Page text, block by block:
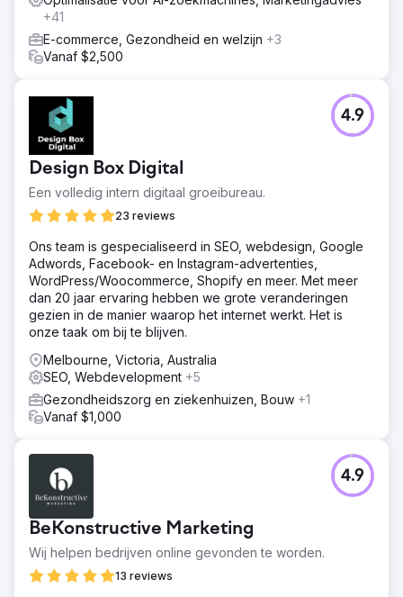
+41
E-commerce, Gezondheid en welzijn +3
Vanaf $2,500
Design Box Digital
Een volledig intern digitaal groeibureau.
23 reviews
4.9
Ons team is gespecialiseerd in SEO, webdesign, Google
Adwords, Facebook- en Instagram-advertenties,
WordPress/Woocommerce, Shopify en meer. Met meer
dan 20 jaar ervaring hebben we grote veranderingen
gezien in de manier waarop het internet werkt. Het is
onze taak om bij te blijven.
Melbourne, Victoria, Australia
SEO, Webdevelopment +5
Gezondheidszorg en ziekenhuizen, Bouw +1
Vanaf $1,000
BeKonstructive Marketing
Wij helpen bedrijven online gevonden te worden.
13 reviews
4.9